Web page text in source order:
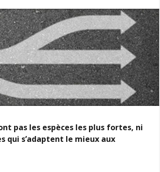
pas les espèces les plus fortes, ni
qui s’adaptent le mieux aux